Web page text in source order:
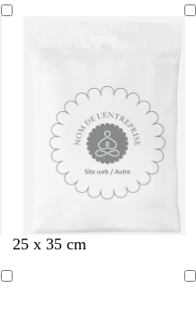
25 x 35 cm